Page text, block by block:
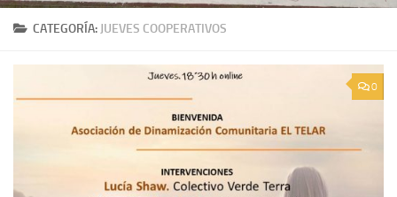
CATEGORÍA: JUEVES COOPERATIVOS
0